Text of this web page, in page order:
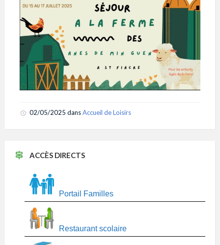
02/05/2025 dansAccueil de Loisirs
ACCÈS DIRECTS
Portail Familles
Restaurant scolaire